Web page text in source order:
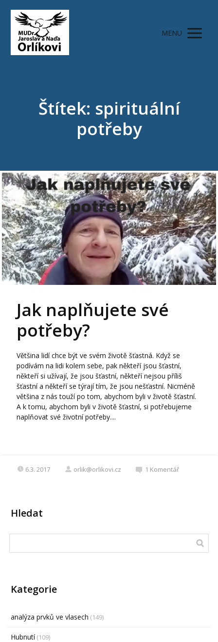
MENU
Štítek: spirituální
potřeby
Jak naplňujete své
potřeby?
Většina lidí chce být ve svém životě šťastná. Když se
podívám na lidi kolem sebe, pak někteří jsou šťastní,
někteří si užívají, že jsou šťastní, někteří nejsou příliš
šťastní a někteří se týrají tím, že jsou nešťastní. Nicméně
většina z nás touží po tom, abychom byli v životě šťastní.
A k tomu, abychom byli v životě šťastní, si potřebujeme
naplňovat své životní potřeby....
6.3. 2017 orlik@orlikovi.cz 1 Komentář
Hledat
Kategorie
analýza prvků ve vlasech (149)
Hubnutí(109)